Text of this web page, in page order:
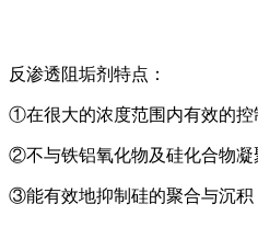
反渗透阻垢剂特点：
①在很大的浓度范围内有效的控
②不与铁铝氧化物及硅化合物凝
③能有效地抑制硅的聚合与沉积